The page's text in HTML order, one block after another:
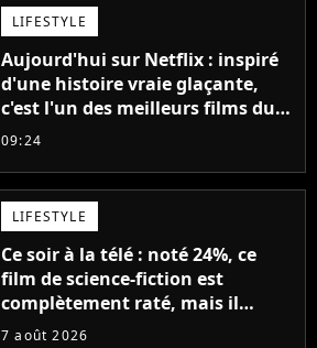
LIFESTYLE
Aujourd'hui sur Netflix : inspiré
d'une histoire vraie glaçante,
c'est l'un des meilleurs films du
21ème siècle
09:24
LIFESTYLE
Ce soir à la télé : noté 24%, ce
film de science-fiction est
complètement raté, mais il
aurait pu être encore pire à
7 août 2026